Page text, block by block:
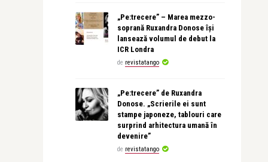
„Pe:trecere” – Marea mezzo-
soprană Ruxandra Donose își
lansează volumul de debut la
ICR Londra
de revistatango
„Pe:trecere” de Ruxandra
Donose. „Scrierile ei sunt
stampe japoneze, tablouri care
surprind arhitectura umană în
devenire”
de revistatango